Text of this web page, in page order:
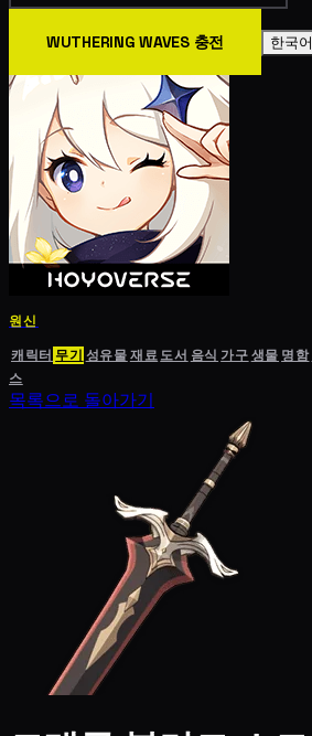
WUTHERING WAVES 충전 한국어
원신
캐릭터 무기 성유물재료도서 음식 가구생물 명함
스
목록으로 돌아가기